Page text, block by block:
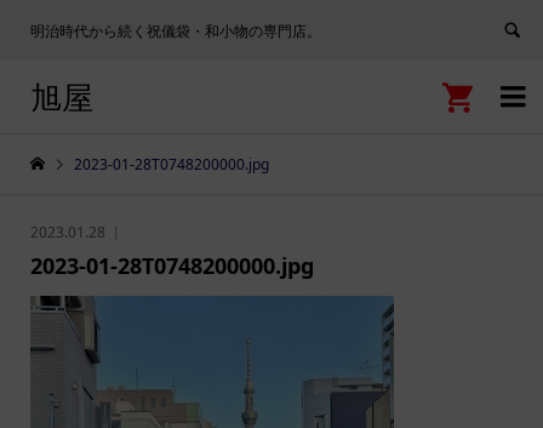
明治時代から続く祝儀袋・和小物の専門店。

旭屋 
2023-01-28T0748200000.jpg
2023.01.28
2023-01-28T0748200000.jpg